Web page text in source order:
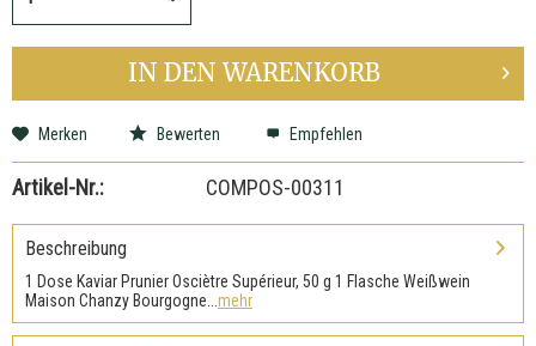
IN DEN WARENKORB
Merken Bewerten Empfehlen
Artikel-Nr.: COMPOS-00311
Beschreibung
1 Dose Kaviar Prunier Osciètre Supérieur, 50 g 1 Flasche Weißwein
Maison Chanzy Bourgogne... mehr